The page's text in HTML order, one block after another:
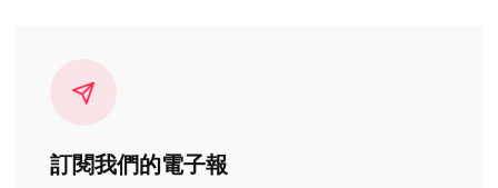
訂閱我們的電子報